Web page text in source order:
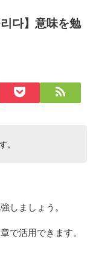
다】意味を勉
。
しましょう。
で活用できます。